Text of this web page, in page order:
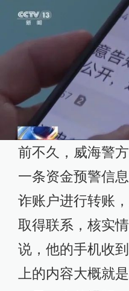
前不久，威海警
一条资金预警信
诈账户进行转账
取得联系，核实
说，他的手机收
上的内容大概就